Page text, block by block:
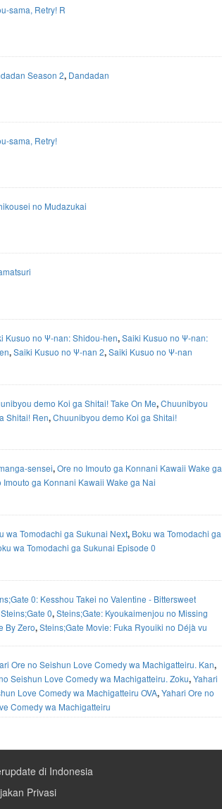
sama, Retry! R
Season 2, Dandadan
sama, Retry!
no Mudazukai
Kusuo no Ψ-nan: Shidou-hen,Saiki Kusuo no Ψ-nan:
,Saiki Kusuo no Ψ-nan 2,Saiki Kusuo no Ψ-nan
demo Koi ga Shitai! Take On Me,Chuunibyou
Shitai! Ren,Chuunibyou demo Koi ga Shitai!
sensei,Ore no Imouto ga Konnani Kawaii Wake ga
Imouto ga Konnani Kawaii Wake ga Nai
wa Tomodachi ga Sukunai Next, Boku wa Tomodachi ga
wa Tomodachi ga Sukunai Episode 0
0: Kesshou Takei no Valentine - Bittersweet
Steins;Gate 0,Steins;Gate: Kyoukaimenjou no Missing
By Zero,Steins;Gate Movie: Fuka Ryouiki no Déjà vu
Ore no Seishun Love Comedy wa Machigatteiru. Kan,
Seishun Love Comedy wa Machigatteiru. Zoku,Yahari
Love Comedy wa Machigatteiru OVA,Yahari Ore no
Comedy wa Machigatteiru
di Indonesia
Privasi